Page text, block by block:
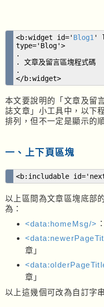
<b:widget id=' Blog1 '
type='Blog'>
.
. 文章及留言區塊程式碼
.
</b:widget>
本文要說明的「文章及留
誌文章」小工具中，以下
排列，但不一定是顯示的
一、上下頁區塊
<b:includable
以上區間為文章區塊底部
為：
<data:homeMsg/>
章」
章」
以上這幾個可改為自訂字